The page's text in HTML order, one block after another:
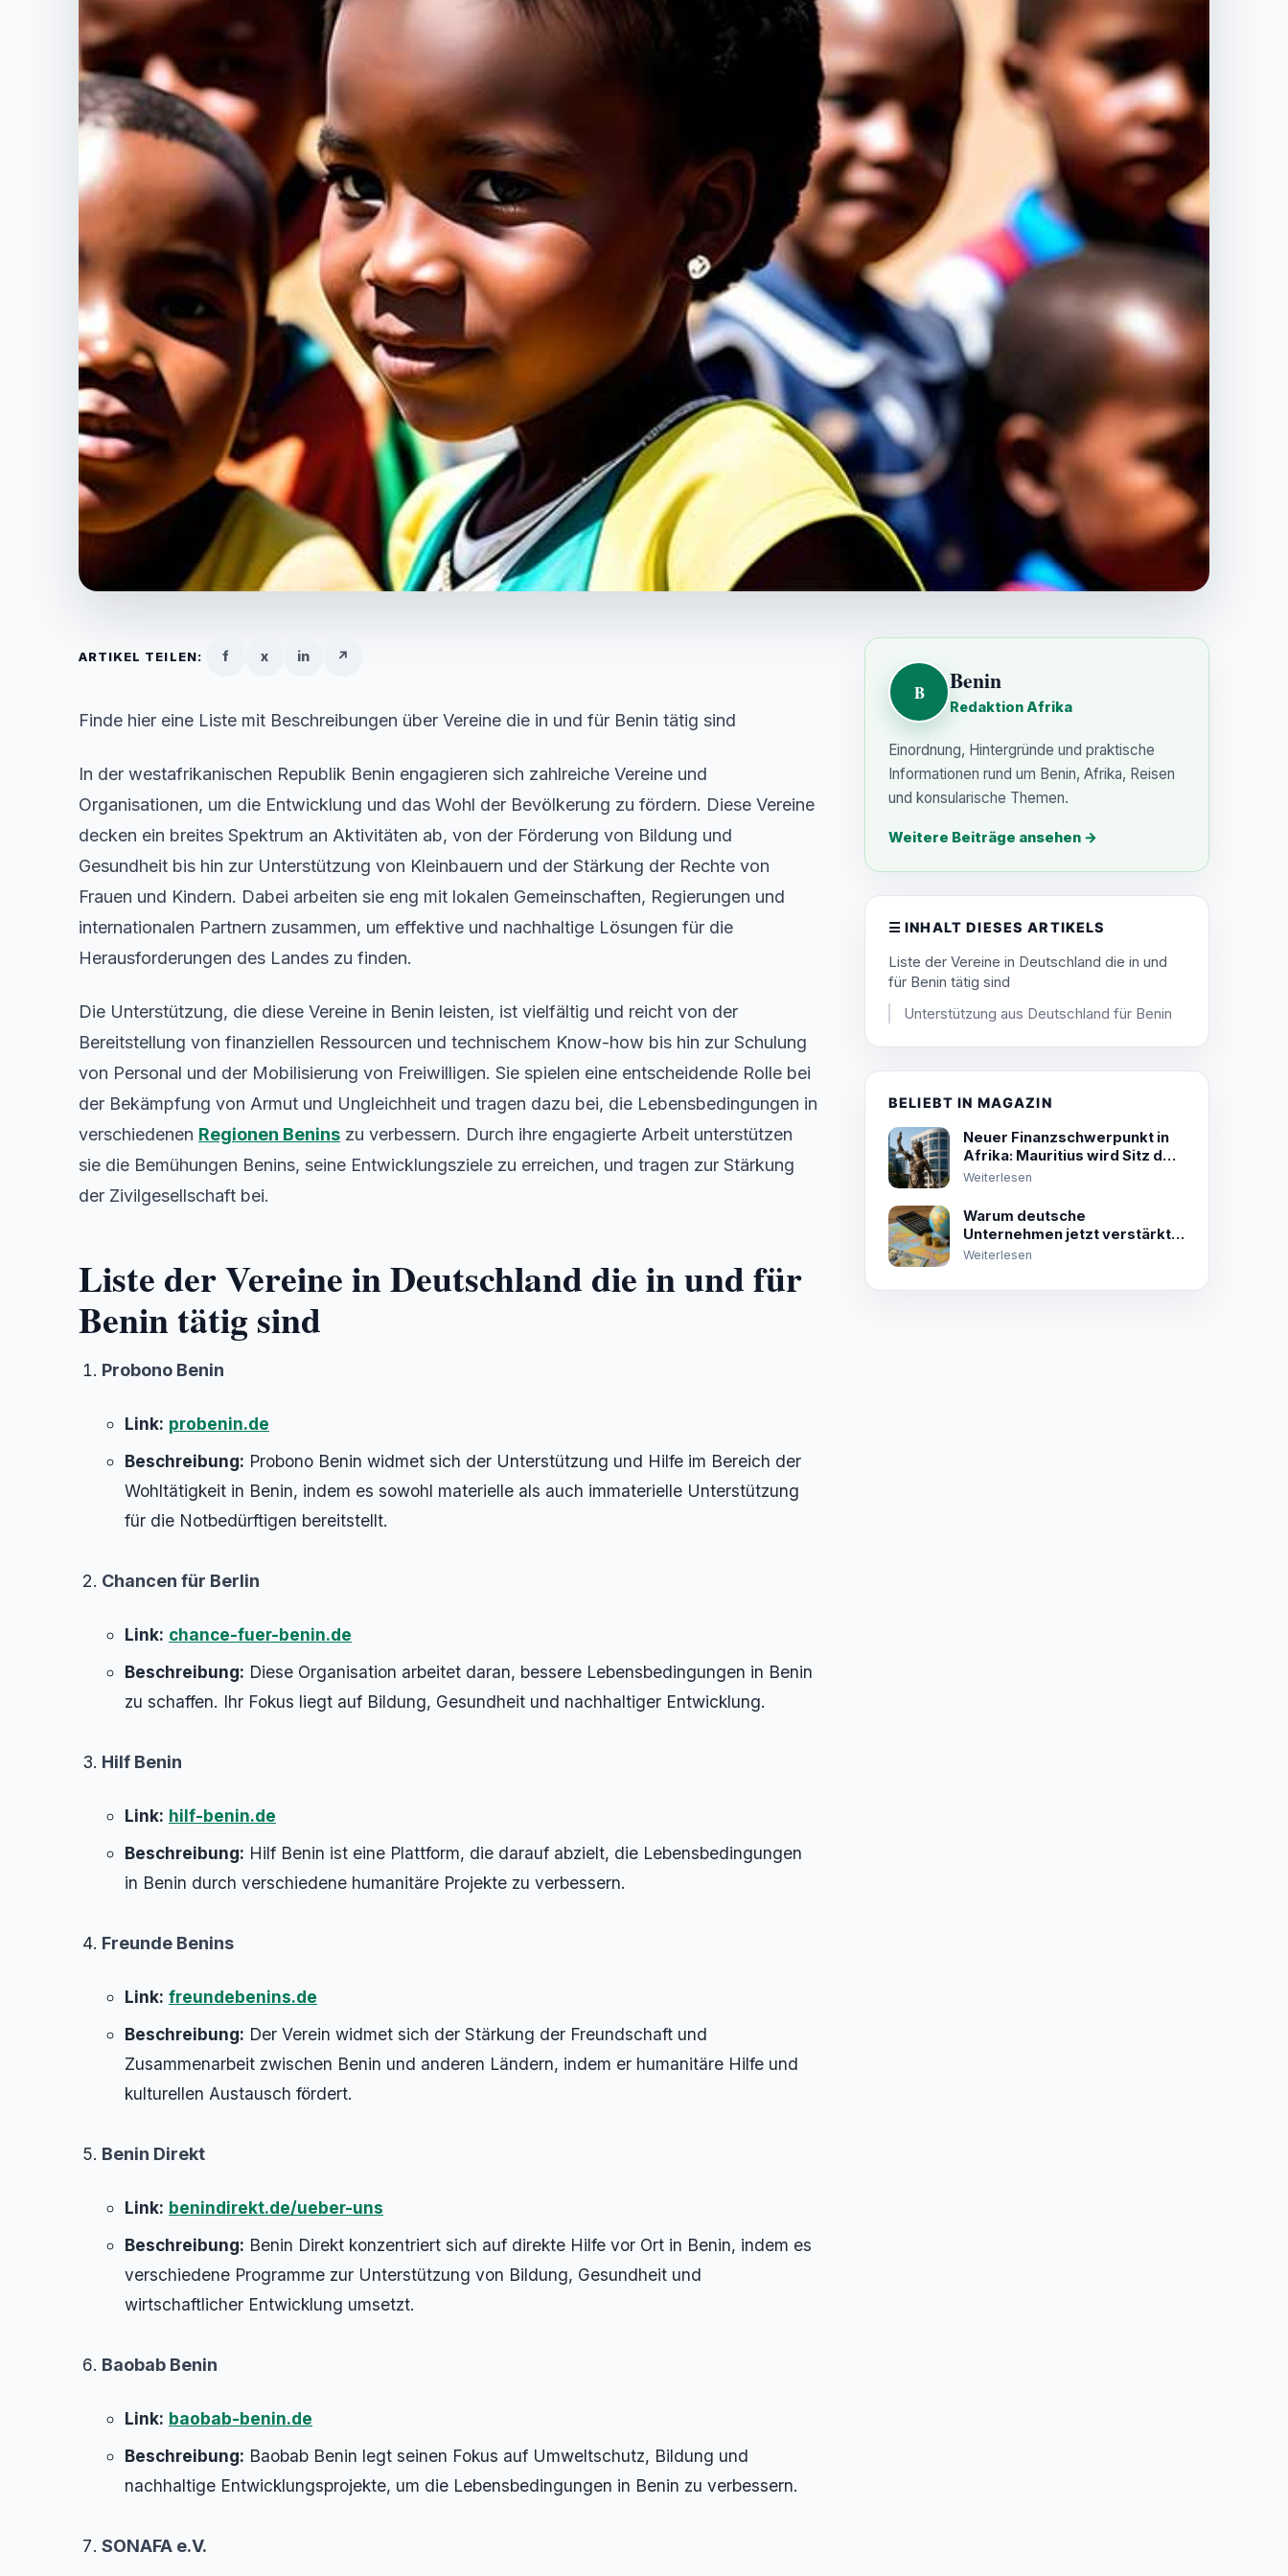
ARTIKEL TEILEN: f x in ↗
Finde hier eine Liste mit Beschreibungen über Vereine die in und für Benin tätig sind
In der westafrikanischen Republik Benin engagieren sich zahlreiche Vereine und
Organisationen, um die Entwicklung und das Wohl der Bevölkerung zu fördern. Diese Vereine
decken ein breites Spektrum an Aktivitäten ab, von der Förderung von Bildung und
Gesundheit bis hin zur Unterstützung von Kleinbauern und der Stärkung der Rechte von
Frauen und Kindern. Dabei arbeiten sie eng mit lokalen Gemeinschaften, Regierungen und
internationalen Partnern zusammen, um effektive und nachhaltige Lösungen für die
Herausforderungen des Landes zu finden.
Die Unterstützung, die diese Vereine in Benin leisten, ist vielfältig und reicht von der
Bereitstellung von finanziellen Ressourcen und technischem Know-how bis hin zur Schulung
von Personal und der Mobilisierung von Freiwilligen. Sie spielen eine entscheidende Rolle bei
der Bekämpfung von Armut und Ungleichheit und tragen dazu bei, die Lebensbedingungen in
verschiedenen Regionen Benins zu verbessern. Durch ihre engagierte Arbeit unterstützen
sie die Bemühungen Benins, seine Entwicklungsziele zu erreichen, und tragen zur Stärkung
der Zivilgesellschaft bei.
Liste der Vereine in Deutschland die in und für
Benin tätig sind
Probono Benin
Link: probenin.de
Beschreibung: Probono Benin widmet sich der Unterstützung und Hilfe im Bereich der
Wohltätigkeit in Benin, indem es sowohl materielle als auch immaterielle Unterstützung
für die Notbedürftigen bereitstellt.
Chancen für Berlin
Link: chance-fuer-benin.de
Beschreibung: Diese Organisation arbeitet daran, bessere Lebensbedingungen in Benin
zu schaffen. Ihr Fokus liegt auf Bildung, Gesundheit und nachhaltiger Entwicklung.
Hilf Benin
Link: hilf-benin.de
Beschreibung: Hilf Benin ist eine Plattform, die darauf abzielt, die Lebensbedingungen
in Benin durch verschiedene humanitäre Projekte zu verbessern.
Freunde Benins
Link: freundebenins.de
Beschreibung: Der Verein widmet sich der Stärkung der Freundschaft und
Zusammenarbeit zwischen Benin und anderen Ländern, indem er humanitäre Hilfe und
kulturellen Austausch fördert.
Benin Direkt
Link: benindirekt.de/ueber-uns
Beschreibung: Benin Direkt konzentriert sich auf direkte Hilfe vor Ort in Benin, indem es
verschiedene Programme zur Unterstützung von Bildung, Gesundheit und
wirtschaftlicher Entwicklung umsetzt.
Baobab Benin
Link: baobab-benin.de
Beschreibung: Baobab Benin legt seinen Fokus auf Umweltschutz, Bildung und
nachhaltige Entwicklungsprojekte, um die Lebensbedingungen in Benin zu verbessern.
SONAFA e.V.
B Benin
Redaktion Afrika
Einordnung, Hintergründe und praktische
Informationen rund um Benin, Afrika, Reisen
und konsularische Themen.
Weitere Beiträge ansehen →
☰ INHALT DIESES ARTIKELS
Liste der Vereine in Deutschland die in und
für Benin tätig sind
Unterstützung aus Deutschland für Benin
BELIEBT IN MAGAZIN
Neuer Finanzschwerpunkt in
Afrika: Mauritius wird Sitz der
Africa Credit Rating Agency
Weiterlesen
Warum deutsche
Unternehmen jetzt verstärkt
in Afrika investieren –
Weiterlesen